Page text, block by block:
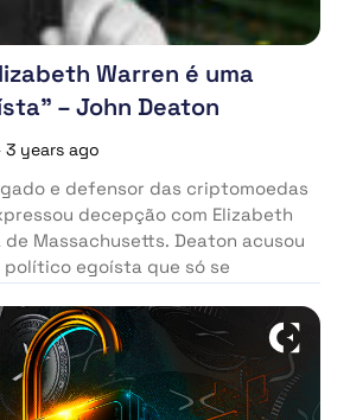
Warren é uma
– John Deaton
3 years ago
e defensor das criptomoedas
decepção com Elizabeth
de Massachusetts. Deaton acusou
político egoísta que só se